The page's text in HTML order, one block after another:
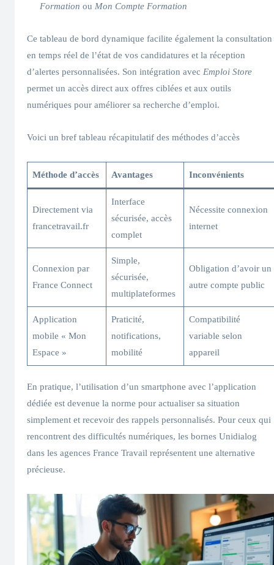
Formation ou Mon Compte Formation
Ce tableau de bord dynamique facilite également la consultation
en temps réel de l’état de vos candidatures et la réception
d’alertes personnalisées. Son intégration avec Emploi Store
permet un accès direct aux offres ciblées et aux outils
numériques pour améliorer sa recherche d’emploi.
Voici un bref tableau récapitulatif des méthodes d’accès
Méthode d’accès Avantages Inconvénients
Directement via
francetravail.fr
Interface
sécurisée, accès
complet
Nécessite connexion
internet
Connexion par
France Connect
Simple,
sécurisée,
multiplateformes
Obligation d’avoir un
autre compte public
Application
mobile « Mon
Espace »
Praticité,
notifications,
mobilité
Compatibilité
variable selon
appareil
En pratique, l’utilisation d’un smartphone avec l’application
dédiée est devenue la norme pour actualiser sa situation
simplement et recevoir des rappels personnalisés. Pour ceux qui
rencontrent des difficultés numériques, les bornes Unidialog
dans les agences France Travail représentent une alternative
précieuse.